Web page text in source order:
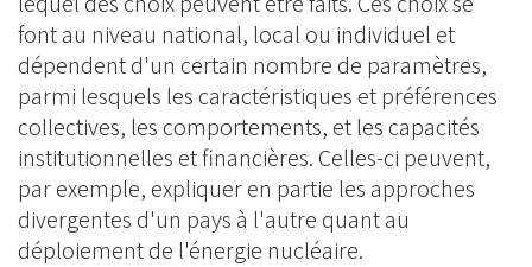
font au niveau national, local ou individuel et
dépendent d'un certain nombre de paramètres,
parmi lesquels les caractéristiques et préférences
collectives, les comportements, et les capacités
institutionnelles et financières. Celles-ci peuvent,
par exemple, expliquer en partie les approches
divergentes d'un pays à l'autre quant au
déploiement de l'énergie nucléaire.